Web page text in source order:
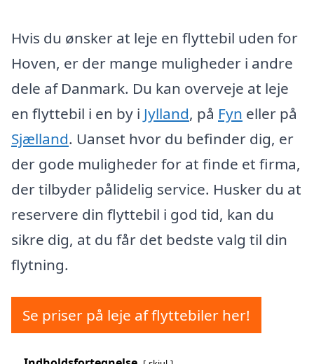
Hvis du ønsker at leje en flyttebil uden for
Hoven, er der mange muligheder i andre
dele af Danmark. Du kan overveje at leje
en flyttebil i en by i Jylland, på Fyn eller på
Sjælland. Uanset hvor du befinder dig, er
der gode muligheder for at finde et firma,
der tilbyder pålidelig service. Husker du at
reservere din flyttebil i god tid, kan du
sikre dig, at du får det bedste valg til din
flytning.
Se priser på leje af flyttebiler her!